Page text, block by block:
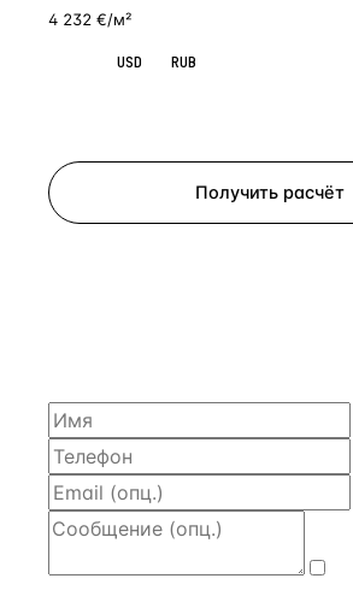
4 232 €/м²
USD RUB
Получить расчёт